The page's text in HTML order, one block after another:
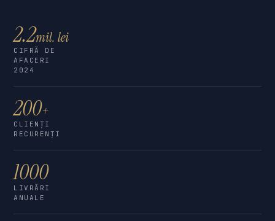
2.2mil. lei
CIFRĂ DE
AFACERI
2024
200+
CLIENȚI
RECURENȚI
1000
LIVRĂRI
ANUALE